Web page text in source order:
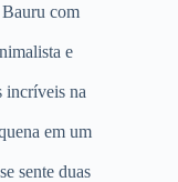
com
e
incríveis na
em um
sente duas